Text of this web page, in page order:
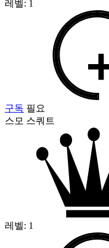
레벨: 1
구독 필요
스모 스쿼트
레벨: 1